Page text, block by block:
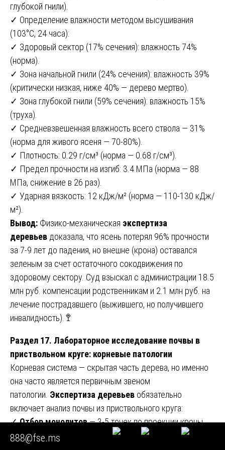
глубокой гнили).
✓ Определение влажности методом высушивания
(103°C, 24 часа):
✓ Здоровый сектор (17% сечения): влажность 74%
(норма).
✓ Зона начальной гнили (24% сечения): влажность 39%
(критически низкая, ниже 40% — дерево мертво).
✓ Зона глубокой гнили (59% сечения): влажность 15%
(труха).
✓ Средневзвешенная влажность всего ствола — 31%
(норма для живого ясеня — 70-80%).
✓ Плотность: 0.29 г/см³ (норма — 0.68 г/см³).
✓ Предел прочности на изгиб: 3.4 МПа (норма — 88
МПа, снижение в 26 раз).
✓ Ударная вязкость: 12 кДж/м² (норма — 110-130 кДж/
м²).
Вывод: Физико-механическая экспертиза
деревьев доказала, что ясень потерял 96% прочности
за 7-9 лет до падения, но внешне (крона) оставался
зеленым за счет остаточного сокодвижения по
здоровому сектору. Суд взыскал с администрации 18.5
млн руб. компенсации родственникам и 2.1 млн руб. на
лечение пострадавшего (выжившего, но получившего
инвалидность). 🚏
Раздел 17. Лабораторное исследование почвы в
приствольном круге: корневые патологии
Корневая система — скрытая часть дерева, но именно
она часто является первичным звеном
патологии. Экспертиза деревьев обязательно
включает анализ почвы из приствольного круга:
✓Отбор монолитов— 3-5 точек по проекции кроны,
глубина 30-50 см (горизонт активных корней). Контроль
888@fse.ms